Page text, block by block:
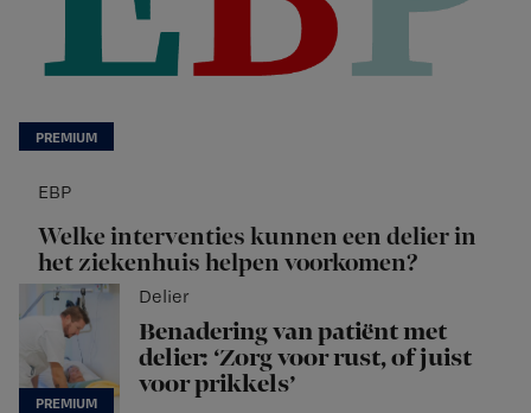
EBP
Welke interventies kunnen een delier in
het ziekenhuis helpen voorkomen?
Delier
Benadering van patiënt met
delier: ‘Zorg voor rust, of juist
voor prikkels’